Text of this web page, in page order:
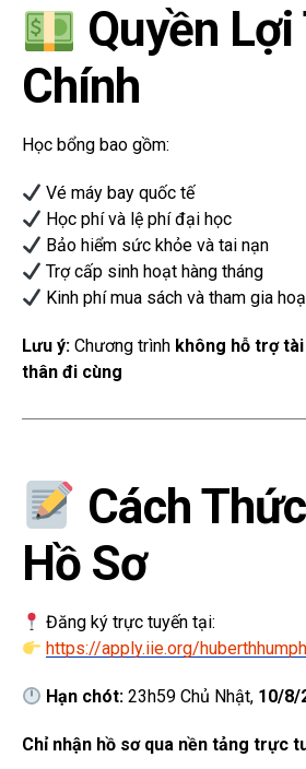
Quyền Lợi
Chính
Học bổng bao gồm:
Vé máy bay quốc tế
Học phí và lệ phí đại học
Bảo hiểm sức khỏe và tai nạn
Trợ cấp sinh hoạt hàng tháng
Kinh phí mua sách và tham gia
Lưu ý: Chương trình không hỗ trợ
thân đi cùng
Cách
Hồ Sơ
Đăng ký trực tuyến tại:
https://apply.iie.org/
Hạn chót: 23h59 Chủ Nhật, 10/8/
Chỉ nhận hồ sơ qua nền tảng trực